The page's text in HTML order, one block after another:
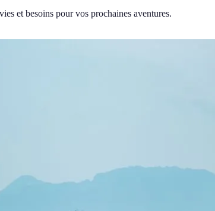
et besoins pour vos prochaines aventures.